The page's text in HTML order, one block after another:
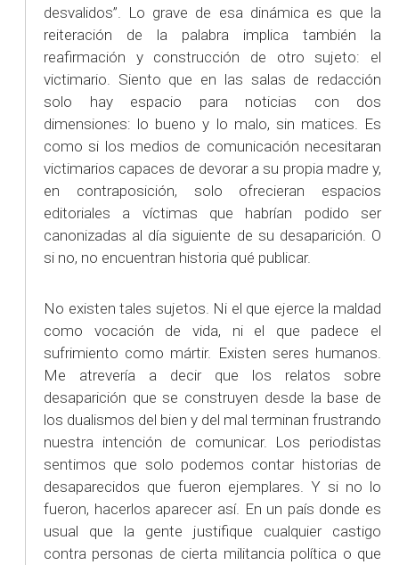
desvalidos”. Lo grave de esa dinámica es que la
reiteración de la palabra implica también la
reafirmación y construcción de otro sujeto: el
victimario. Siento que en las salas de redacción
solo hay espacio para noticias con dos
dimensiones: lo bueno y lo malo, sin matices. Es
como si los medios de comunicación necesitaran
victimarios capaces de devorar a su propia madre y,
en contraposición, solo ofrecieran espacios
editoriales a víctimas que habrían podido ser
canonizadas al día siguiente de su desaparición. O
si no, no encuentran historia qué publicar.
No existen tales sujetos. Ni el que ejerce la maldad
como vocación de vida, ni el que padece el
sufrimiento como mártir. Existen seres humanos.
Me atrevería a decir que los relatos sobre
desaparición que se construyen desde la base de
los dualismos del bien y del mal terminan frustrando
nuestra intención de comunicar. Los periodistas
sentimos que solo podemos contar historias de
desaparecidos que fueron ejemplares. Y si no lo
fueron, hacerlos aparecer así. En un país donde es
usual que la gente justifique cualquier castigo
contra personas de cierta militancia política o que